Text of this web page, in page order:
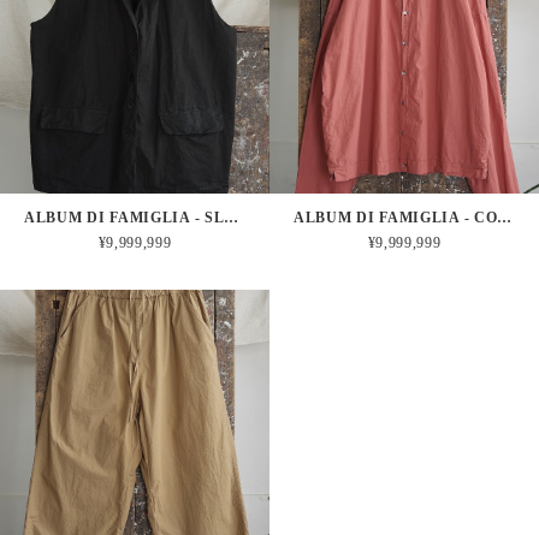
ALBUM DI FAMIGLIA - SLEEVELESS BIG BLAZER CC (BLACK)
¥9,999,999
ALBUM DI FAMIGLIA - COLLAR SHIRT TC (CORAL)
¥9,999,999